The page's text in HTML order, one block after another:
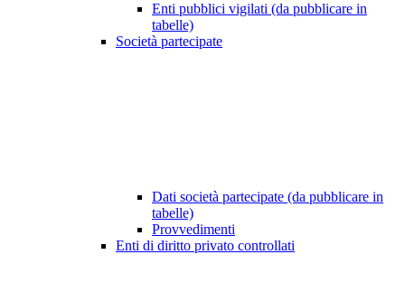
Enti pubblici vigilati (da pubblicare in
tabelle)
Società partecipate
Dati società partecipate (da pubblicare in
tabelle)
Provvedimenti
Enti di diritto privato controllati